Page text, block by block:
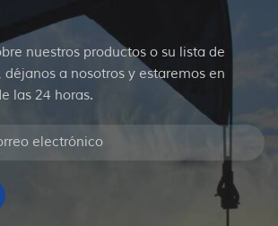
nuestros productos o su lista de
déjanos a nosotros y estaremos en
las 24 horas.